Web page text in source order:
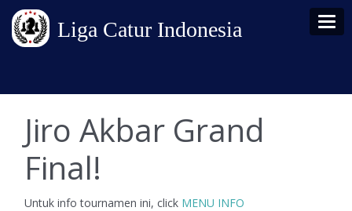
Liga Catur Indonesia
Jiro Akbar Grand
Final!
Untuk info tournamen ini, click MENU INFO